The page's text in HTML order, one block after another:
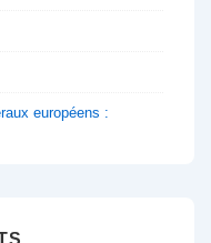
européens :